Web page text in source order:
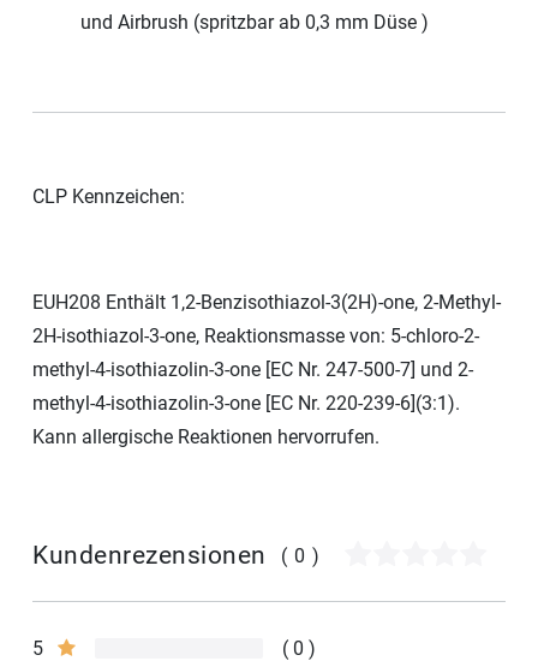
und Airbrush (spritzbar ab 0,3 mm Düse )
CLP Kennzeichen:
EUH208 Enthält 1,2-Benzisothiazol-3(2H)-one, 2-Methyl-
2H-isothiazol-3-one, Reaktionsmasse von: 5-chloro-2-
methyl-4-isothiazolin-3-one [EC Nr. 247-500-7] und 2-
methyl-4-isothiazolin-3-one [EC Nr. 220-239-6](3:1).
Kann allergische Reaktionen hervorrufen.
Kundenrezensionen (0)
5
0